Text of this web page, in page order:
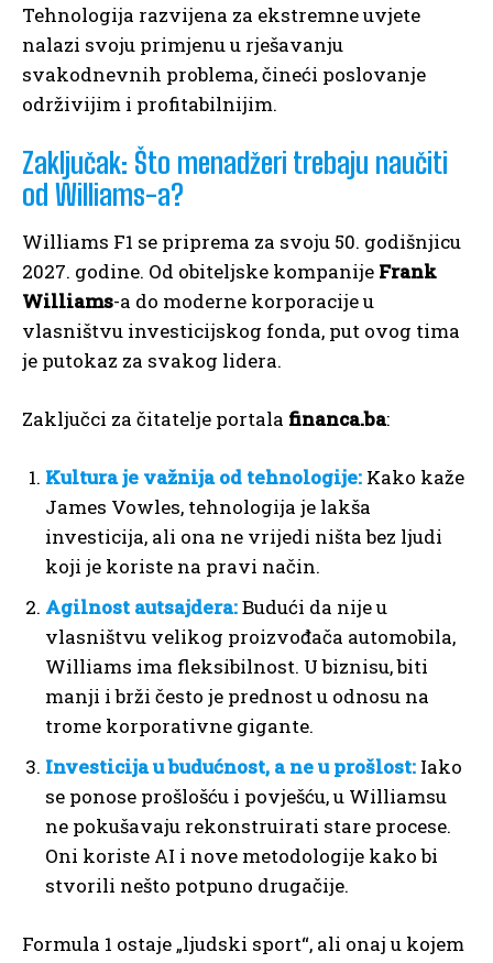
Tehnologija razvijena za ekstremne uvjete
nalazi svoju primjenu u rješavanju
svakodnevnih problema, čineći poslovanje
održivijim i profitabilnijim.
Zaključak: Što menadžeri trebaju naučiti
od Williams-a?
Williams F1 se priprema za svoju 50. godišnjicu
2027. godine. Od obiteljske kompanije Frank
Williams-a do moderne korporacije u
vlasništvu investicijskog fonda, put ovog tima
je putokaz za svakog lidera.
Zaključci za čitatelje portala financa.ba:
Kultura je važnija od tehnologije: Kako kaže
James Vowles, tehnologija je lakša
investicija, ali ona ne vrijedi ništa bez ljudi
koji je koriste na pravi način.
Agilnost autsajdera:Budući da nije u
vlasništvu velikog proizvođača automobila,
Williams ima fleksibilnost. U biznisu, biti
manji i brži često je prednost u odnosu na
trome korporativne gigante.
Investicija u budućnost, a ne u prošlost: Iako
se ponose prošlošću i povješću, u Williamsu
ne pokušavaju rekonstruirati stare procese.
Oni koriste AI i nove metodologije kako bi
stvorili nešto potpuno drugačije.
Formula 1 ostaje „ljudski sport“, ali onaj u kojem